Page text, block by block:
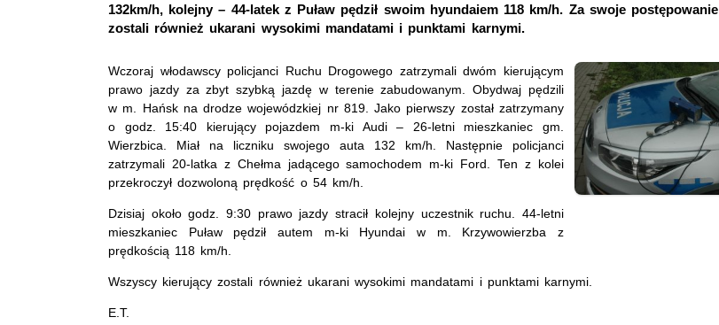
132km/h, kolejny – 44-latek z Puław pędził swoim hyundaiem 118 km/h. Za swoje postępowanie
zostali również ukarani wysokimi mandatami i punktami karnymi.
Wczoraj włodawscy policjanci Ruchu Drogowego zatrzymali dwóm kierującym
prawo jazdy za zbyt szybką jazdę w terenie zabudowanym. Obydwaj pędzili
w m. Hańsk na drodze wojewódzkiej nr 819. Jako pierwszy został zatrzymany
o godz. 15:40 kierujący pojazdem m-ki Audi – 26-letni mieszkaniec gm.
Wierzbica. Miał na liczniku swojego auta 132 km/h. Następnie policjanci
zatrzymali 20-latka z Chełma jadącego samochodem m-ki Ford. Ten z kolei
przekroczył dozwoloną prędkość o 54 km/h.
Dzisiaj około godz. 9:30 prawo jazdy stracił kolejny uczestnik ruchu. 44-letni
mieszkaniec Puław pędził autem m-ki Hyundai w m. Krzywowierzba z
prędkością 118 km/h.
Wszyscy kierujący zostali również ukarani wysokimi mandatami i punktami karnymi.
E.T.